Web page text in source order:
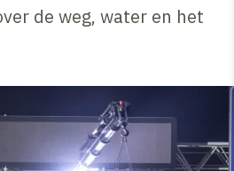
de weg, water en het